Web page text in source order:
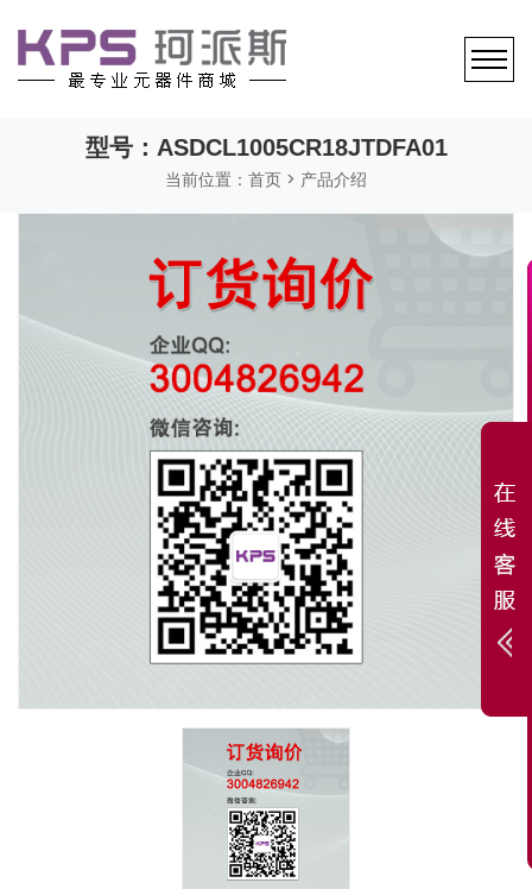
型号：ASDCL1005CR18JTDFA01
当前位置： 首页 > 产品介绍